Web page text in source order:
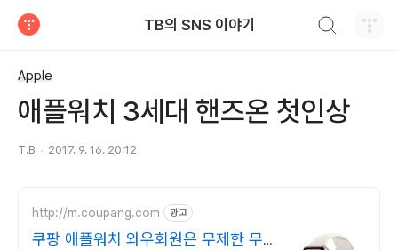
TB의 SNS 이야기
Apple
애플워치 3세대 핸즈온 첫인상
T.B 2017. 9. 16. 20:12
http://m.coupang.com 광고
쿠팡 애플워치 와우회원은 무제한 무료